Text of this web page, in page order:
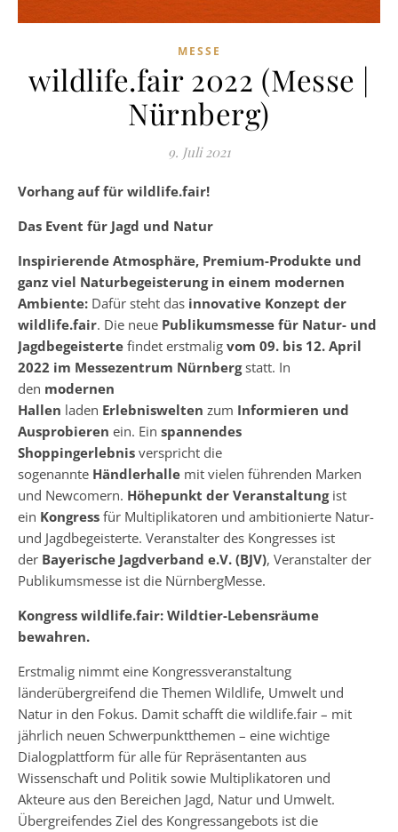
MESSE
wildlife.fair 2022 (Messe |
Nürnberg)
9. Juli 2021
Vorhang auf für wildlife.fair!
Das Event für Jagd und Natur
Inspirierende Atmosphäre, Premium-Produkte und
ganz viel Naturbegeisterung in einem modernen
Ambiente: Dafür steht das innovative Konzept der
wildlife.fair. Die neue Publikumsmesse für Natur- und
Jagdbegeisterte findet erstmalig vom 09. bis 12. April
2022 im Messezentrum Nürnbergstatt. In
den modernen
Hallen laden Erlebniswelten zum Informieren und
Ausprobieren ein. Ein spannendes
Shoppingerlebnis verspricht die
sogenannte Händlerhalle mit vielen führenden Marken
und Newcomern. Höhepunkt der Veranstaltungist
ein Kongress für Multiplikatoren und ambitionierte Natur-
und Jagdbegeisterte. Veranstalter des Kongresses ist
der Bayerische Jagdverband e.V. (BJV), Veranstalter der
Publikumsmesse ist die NürnbergMesse.
Kongress wildlife.fair: Wildtier-Lebensräume
bewahren.
Erstmalig nimmt eine Kongressveranstaltung
länderübergreifend die Themen Wildlife, Umwelt und
Natur in den Fokus. Damit schafft die wildlife.fair – mit
jährlich neuen Schwerpunktthemen – eine wichtige
Dialogplattform für alle für Repräsentanten aus
Wissenschaft und Politik sowie Multiplikatoren und
Akteure aus den Bereichen Jagd, Natur und Umwelt.
Übergreifendes Ziel des Kongressangebots ist die